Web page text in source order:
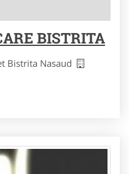
BISTRITA
Bistrita Nasaud